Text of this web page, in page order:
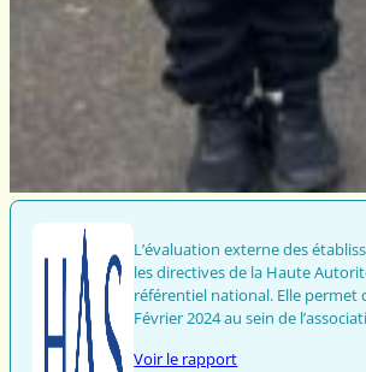
L’évaluation externe des
les directives de la Haute
référentiel national. Elle permet
Février 2024 au sein de
Voir le rapport